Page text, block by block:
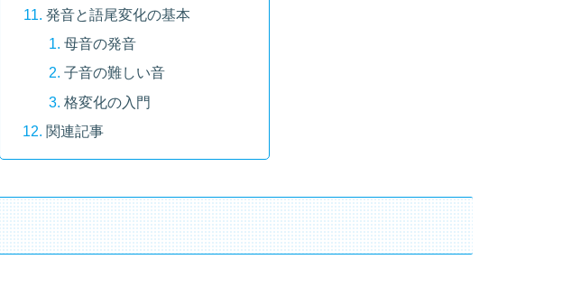
発音と語尾変化の基本
母音の発音
子音の難しい音
格変化の入門
関連記事